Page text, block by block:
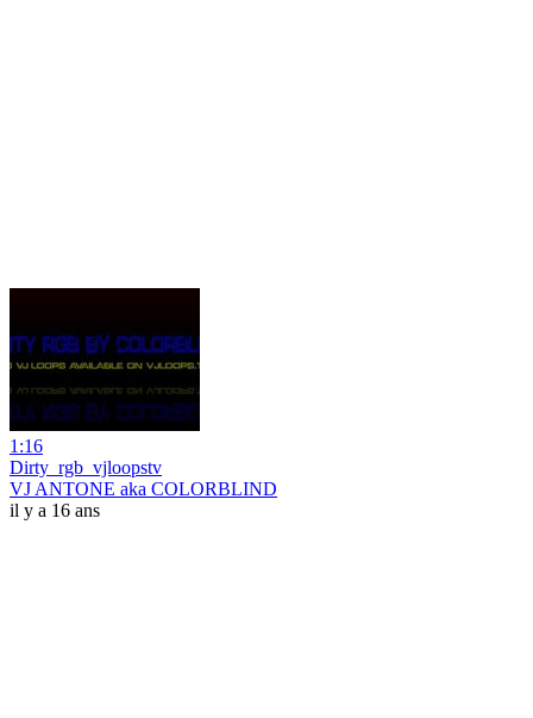
1:16
Dirty_rgb_vjloopstv
VJ ANTONE aka COLORBLIND
il y a 16 ans